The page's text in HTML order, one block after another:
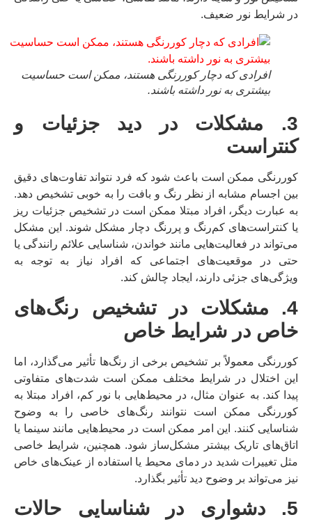
در شرایط نور ضعیف.
افرادی که دچار کوررنگی هستند، ممکن است حساسیت
بیشتری به نور داشته باشند.
3. مشکلات در دید جزئیات و
کنتراست
کوررنگی ممکن است باعث شود که فرد نتواند تفاوت‌های دقیق
بین اجسام مشابه از نظر رنگ و بافت را به خوبی تشخیص دهد.
به عبارت دیگر، افراد مبتلا ممکن است در تشخیص جزئیات ریز
یا کنتراست‌های کم‌رنگ و پررنگ دچار مشکل شوند. این مشکل
می‌تواند در فعالیت‌هایی مانند خواندن، شناسایی علائم رانندگی یا
حتی در موقعیت‌های اجتماعی که افراد نیاز به توجه به
ویژگی‌های جزئی دارند، ایجاد چالش کند.
4. مشکلات در تشخیص رنگ‌های
خاص در شرایط خاص
کوررنگی معمولاً بر تشخیص برخی از رنگ‌ها تأثیر می‌گذارد، اما
این اختلال در شرایط مختلف ممکن است شدت‌های متفاوتی
پیدا کند. به عنوان مثال، در محیط‌هایی با نور کم، افراد مبتلا به
کوررنگی ممکن است نتوانند رنگ‌های خاصی را به وضوح
شناسایی کنند. این امر ممکن است در محیط‌هایی مانند سینما یا
اتاق‌های تاریک بیشتر مشکل‌ساز شود. همچنین، شرایط خاصی
مثل تغییرات شدید در دمای محیط یا استفاده از عینک‌های خاص
نیز می‌تواند بر وضوح دید تأثیر بگذارد.
5. دشواری در شناسایی حالات